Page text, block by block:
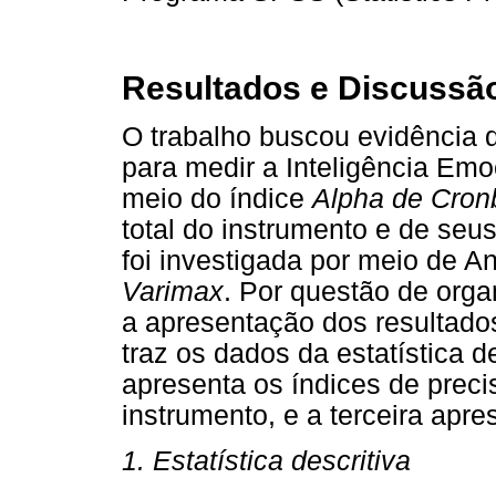
Resultados e
O trabalho buscou evidência
para medir a Inteligência
meio do índiceAlpha de
total do instrumento e de
foi investigada por meio de
Varimax. Por questão de
a apresentação dos
traz os dados da estatística
apresenta os índices de
instrumento, e a terceira
1. Estatística descritiva